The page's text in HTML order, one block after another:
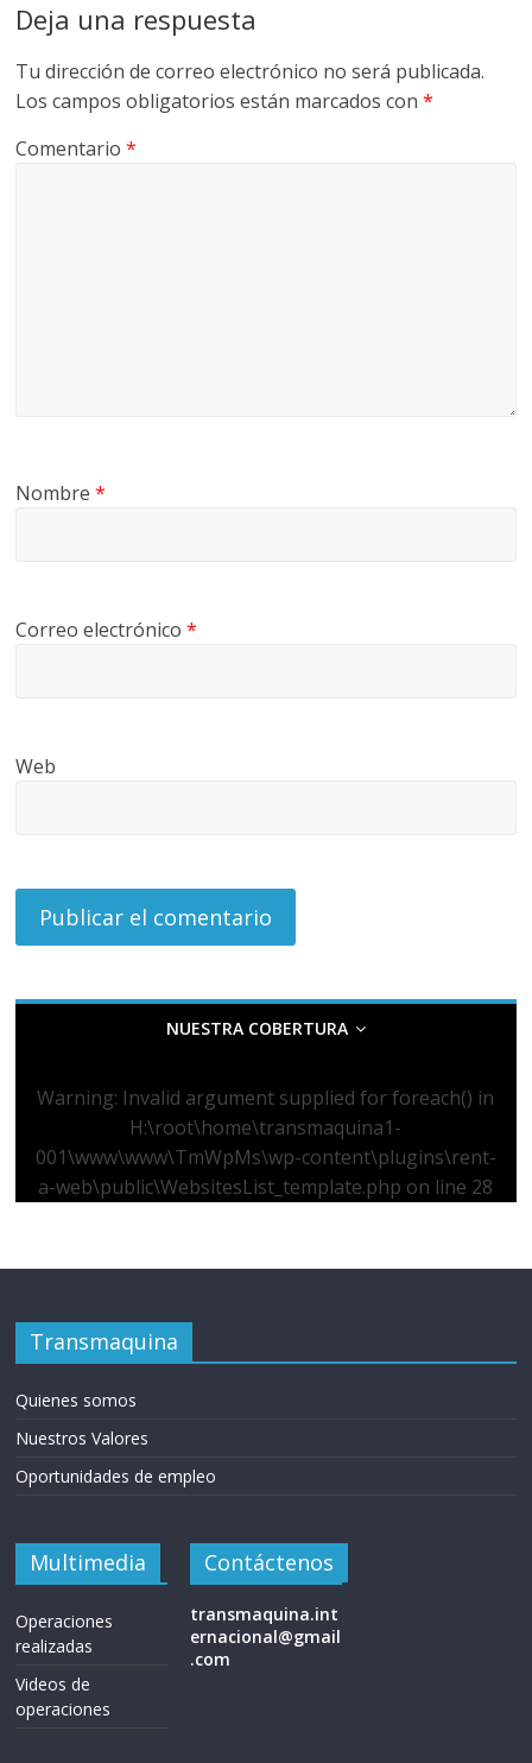
Deja una respuesta
Tu dirección de correo electrónico no será publicada.
Los campos obligatorios están marcados con*
Comentario*
Nombre*
Correo electrónico*
Web
NUESTRA COBERTURA
Warning: Invalid argument supplied for foreach() in
H:\root\home\transmaquina1-
001\www\www\TmWpMs\wp-content\plugins\rent-
a-web\public\WebsitesList_template.php on line 28
Transmaquina
Quienes somos
Nuestros Valores
Oportunidades de empleo
Multimedia
Operaciones
realizadas
Videos de
operaciones
Contáctenos
transmaquina.int
ernacional@gmail
.com